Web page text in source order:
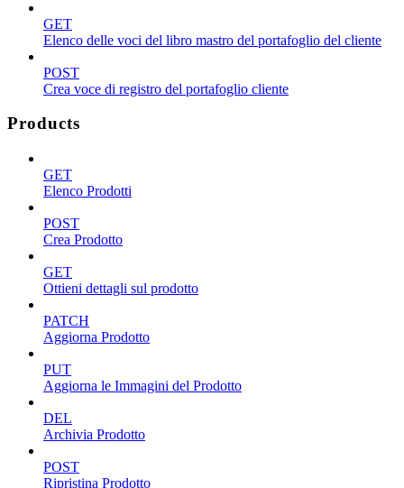
GET
Elenco delle voci del libro mastro del portafoglio del cliente
POST
Crea voce di registro del portafoglio cliente
Products
GET
Elenco Prodotti
POST
Crea Prodotto
GET
Ottieni dettagli sul prodotto
PATCH
Aggiorna Prodotto
PUT
Aggiorna le Immagini del Prodotto
DEL
Archivia Prodotto
POST
Ripristina Prodotto